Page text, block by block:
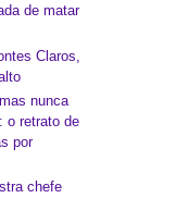
de matar
Claros,
nunca
o retrato de
por
chefe